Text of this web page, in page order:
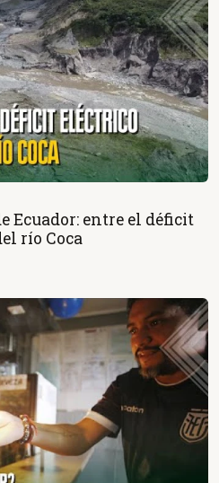
Ecuador: entre el déficit
río Coca